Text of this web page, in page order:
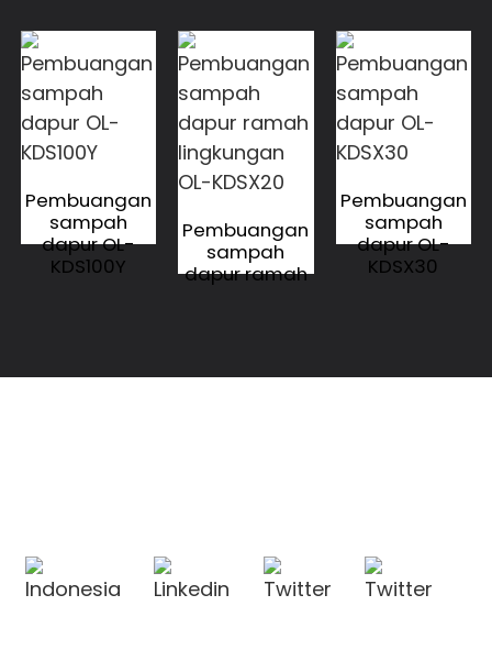
Pembuangan
sampah
dapur OL-
KDS100Y
Pembuangan
sampah
dapur ramah
Pembuangan
sampah
dapur OL-
KDSX30